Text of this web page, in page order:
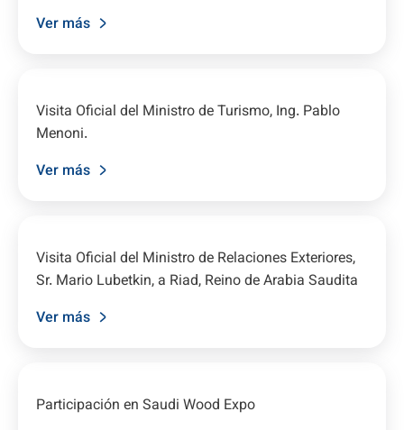
Ver más
Visita Oficial del Ministro de Turismo, Ing. Pablo
Menoni.
Ver más
Visita Oficial del Ministro de Relaciones Exteriores,
Sr. Mario Lubetkin, a Riad, Reino de Arabia Saudita
Ver más
Participación en Saudi Wood Expo